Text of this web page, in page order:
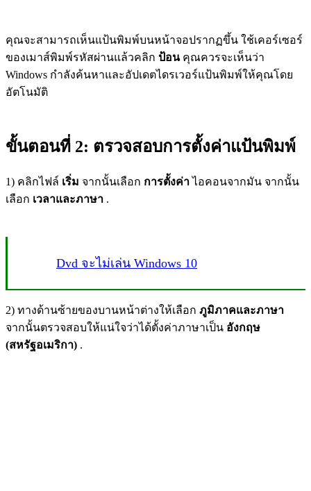
คุณจะสามารถเห็นแป้นพิมพ์บนหน้าจอปรากฏขึ้น ใช้เคอร์เซอร์
ของเมาส์พิมพ์รหัสผ่านแล้วคลิก ป้อนคุณควรจะเห็นว่า
Windows กำลังค้นหาและอัปเดตไดรเวอร์แป้นพิมพ์ให้คุณโดย
อัตโนมัติ
ขั้นตอนที่ 2: ตรวจสอบการตั้งค่าแป้นพิมพ์
1) คลิกไฟล์ เริ่ม จากนั้นเลือก การตั้งค่าไอคอนจากมัน จากนั้น
เลือก เวลาและภาษา .
Dvd จะไม่เล่น Windows 10
2) ทางด้านซ้ายของบานหน้าต่างให้เลือก ภูมิภาคและภาษา
จากนั้นตรวจสอบให้แน่ใจว่าได้ตั้งค่าภาษาเป็น อังกฤษ
(สหรัฐอเมริกา) .